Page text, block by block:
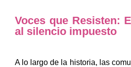
Voces que Resisten:
al silencio impuesto
A lo largo de la historia, las